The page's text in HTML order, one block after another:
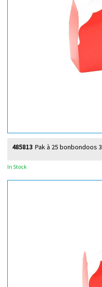
Pak à 25 bonbondoos
485813
In Stock